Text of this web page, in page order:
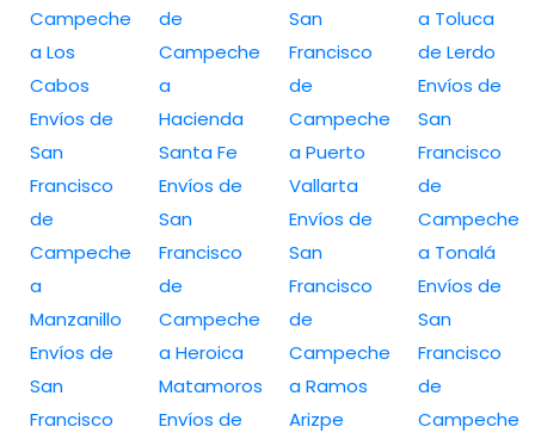
Campeche
a Los
Cabos
Envíos de
San
Francisco
de
Campeche
a
Manzanillo
Envíos de
San
Francisco
de
Campeche
a
Hacienda
Santa Fe
Envíos de
San
Francisco
de
Campeche
a Heroica
Matamoros
Envíos de
San
Francisco
de
Campeche
a Puerto
Vallarta
Envíos de
San
Francisco
de
Campeche
a Ramos
Arizpe
a Toluca
de Lerdo
Envíos de
San
Francisco
de
Campeche
a Tonalá
Envíos de
San
Francisco
de
Campeche